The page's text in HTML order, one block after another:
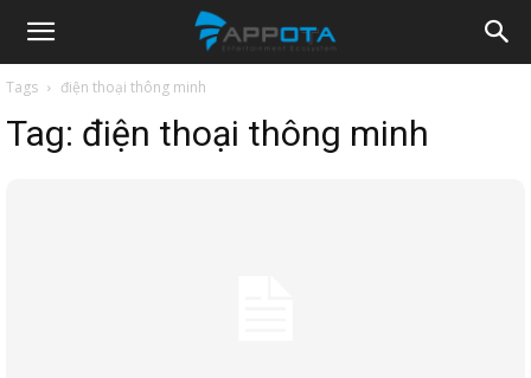
Appota
News
Tags điện thoại thông minh
Tag: điện thoại thông minh